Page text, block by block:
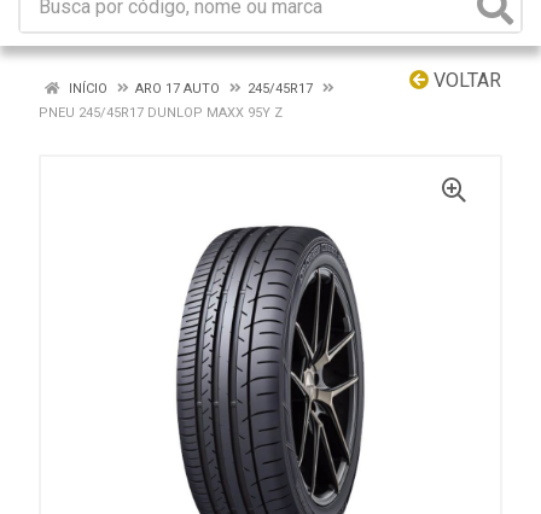
VOLTAR
INÍCIO ARO 17 AUTO
245/45R17
PNEU 245/45R17 DUNLOP MAXX 95Y Z